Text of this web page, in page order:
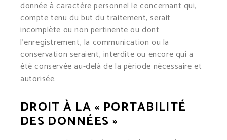
donnée à caractère personnel le concernant qui,
compte tenu du but du traitement, serait
incomplète ou non pertinente ou dont
l’enregistrement, la communication ou la
conservation seraient, interdite ou encore qui a
été conservée au-delà de la période nécessaire et
autorisée.
DROIT À LA « PORTABILITÉ
DES DONNÉES »